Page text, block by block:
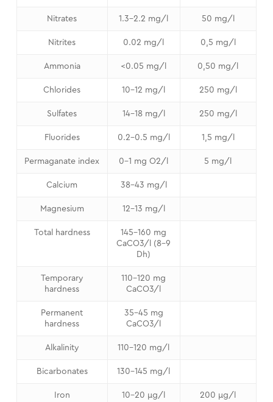
Nitrates 1.3-2.2 mg/l 50 mg/l
Nitrites 0.02 mg/l 0,5 mg/l
Ammonia <0.05 mg/l 0,50 mg/l
Chlorides 10-12 mg/l 250 mg/l
Sulfates 14-18 mg/l 250 mg/l
Fluorides 0.2-0.5 mg/l 1,5 mg/l
Permaganate index 0-1 mg O2/l 5 mg/l
Calcium 38-43 mg/l
Magnesium 12-13 mg/l
Total hardness
145-160 mg
CaCO3/l (8-9
Dh)
Temporary
hardness
110-120 mg
CaCO3/l
Permanent
hardness
35-45 mg
CaCO3/l
Alkalinity 110-120 mg/l
Bicarbonates 130-145 mg/l
Iron 10-20 μg/l 200 μg/l